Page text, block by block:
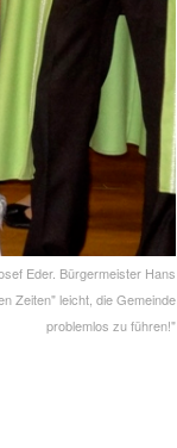
Eder. Bürgermeister Hans
Zeiten" leicht, die Gemeinde
problemlos zu führen!"